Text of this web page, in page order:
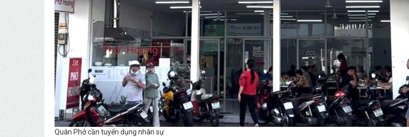
Quán Phở cần tuyển dụng nhân sự